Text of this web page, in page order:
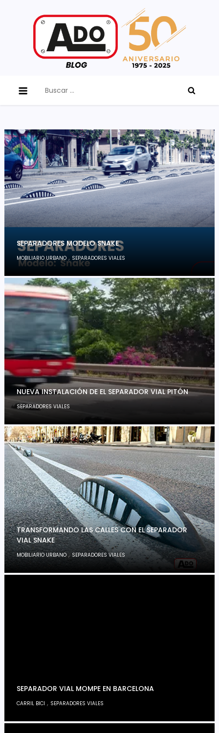
SEPARADORES MODELO SNAKE
MOBILIARIO URBANO , SEPARADORES VIALES
NUEVA INSTALACIÓN DE EL SEPARADOR VIAL PITÓN
SEPARADORES VIALES
TRANSFORMANDO LAS CALLES CON EL SEPARADOR
VIAL SNAKE
MOBILIARIO URBANO,SEPARADORES VIALES
SEPARADOR VIAL MOMPE EN BARCELONA
CARRIL BICI , SEPARADORES VIALES